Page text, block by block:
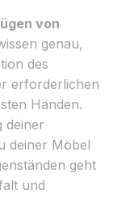
von
genau,
des
erforderlichen
Händen.
deiner
deiner Möbel
geht
und